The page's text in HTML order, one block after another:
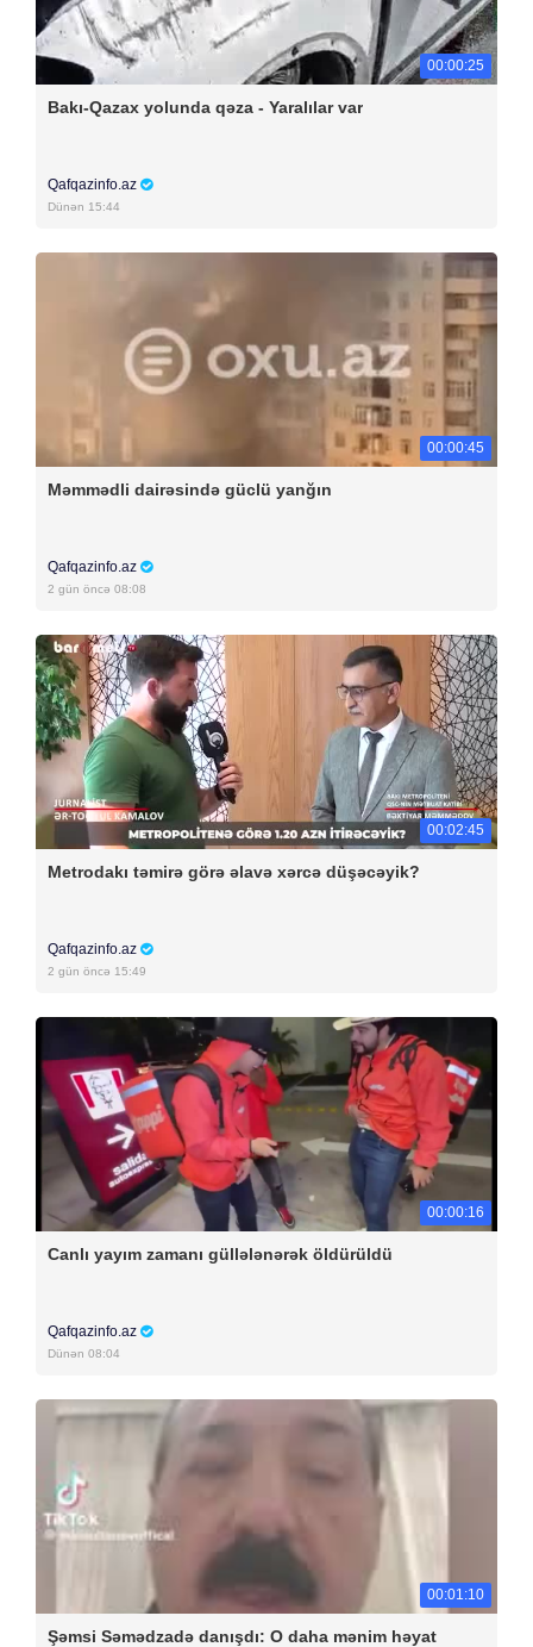
00:00:25
Bakı-Qazax yolunda qəza - Yaralılar var
Qafqazinfo.az
Dünən 15:44
00:00:45
Məmmədli dairəsində güclü yanğın
Qafqazinfo.az
2 gün öncə 08:08
00:02:45
Metrodakı təmirə görə əlavə xərcə düşəcəyik?
Qafqazinfo.az
2 gün öncə 15:49
00:00:16
Canlı yayım zamanı güllələnərək öldürüldü
Qafqazinfo.az
Dünən 08:04
00:01:10
Şəmsi Səmədzadə danışdı: O daha mənim həyat